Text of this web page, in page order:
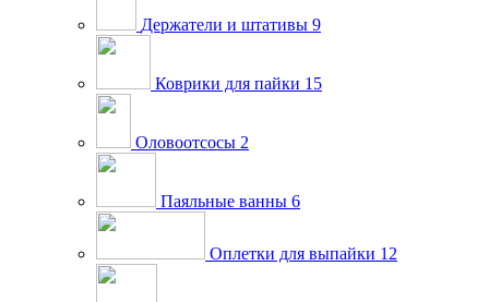
Держатели и штативы 9
Коврики для пайки 15
Оловоотсосы 2
Паяльные ванны 6
Оплетки для выпайки 12